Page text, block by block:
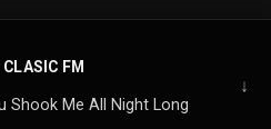
FM
Shook Me All Night Long
↓